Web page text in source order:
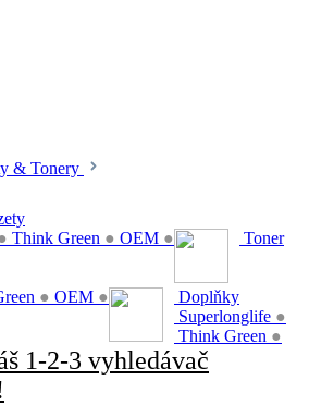
& Tonery
Think Green ● OEM ● Toner
● OEM ●
Doplňky
Superlonglife ●
Think Green ●
1-2-3 vyhledávač